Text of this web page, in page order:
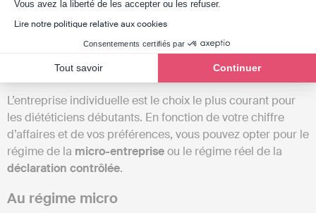
Vous avez la liberté de les accepter ou les refuser.
Lire notre politique relative aux cookies
Consentements certifiés par
Tout savoir Continuer
Les obligations comptables du diététicien varient en
fonction de son statut juridique.
En entreprise individuelle
L’entreprise individuelle est le choix le plus courant pour
les diététiciens débutants. En fonction de votre chiffre
d’affaires et de vos préférences, vous pouvez opter pour le
régime de la micro-entrepriseou le régime réel de la
déclaration contrôlée.
Au régime micro